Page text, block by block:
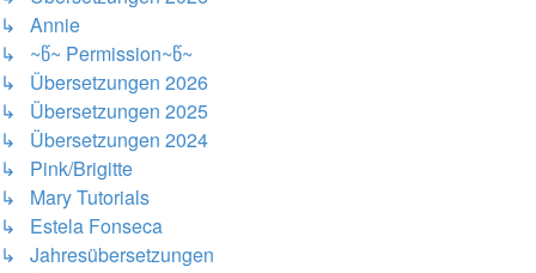
↳ Annie
↳ ~წ~ Permission~წ~
↳ Übersetzungen 2026
↳ Übersetzungen 2025
↳ Übersetzungen 2024
↳ Pink/Brigitte
↳ Mary Tutorials
↳ Estela Fonseca
↳ Jahresübersetzungen